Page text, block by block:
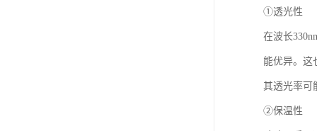
①透光性
在波长
能优异。这
其透光率可
②保温性